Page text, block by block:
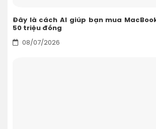
Đây là cách AI giúp bạn mua
50 triệu đồng
08/07/2026